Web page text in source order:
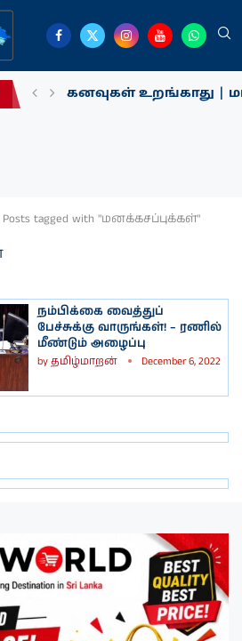
கனவுகள் உறங்காது |
Posts tagged with "மனக்கசப்புக்கள்"
நம்பிக்கை வைத்துப்
பேச்சுக்கு வாருங்கள்! – ரணில்
மீண்டும் அழைப்பு
byதமிழ்மாறன் December 6, 2022